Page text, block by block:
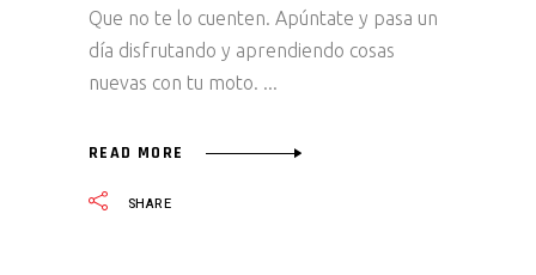
Que no te lo cuenten. Apúntate y pasa un
día disfrutando y aprendiendo cosas
nuevas con tu moto.
READ MORE
SHARE